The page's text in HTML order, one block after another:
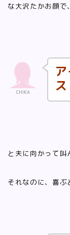
な大沢たかお顔で、
CHIKA
ス
と夫に向かって叫
それなのに、喜ぶ